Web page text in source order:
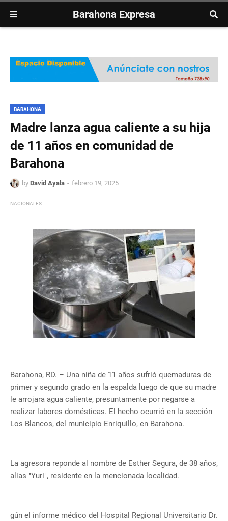
Barahona Expresa
BARAHONA
Madre lanza agua caliente a su hija
de 11 años en comunidad de
Barahona
by David Ayala febrero 19, 2025
NACIONALES
Barahona, RD. – Una niña de 11 años sufrió quemaduras de
primer y segundo grado en la espalda luego de que su madre
le arrojara agua caliente, presuntamente por negarse a
realizar labores domésticas. El hecho ocurrió en la sección
Los Blancos, del municipio Enriquillo, en Barahona.
La agresora reponde al nombre de Esther Segura, de 38 años,
alias "Yuri", residente en la mencionada localidad.
gún el informe médico del Hospital Regional Universitario Dr.